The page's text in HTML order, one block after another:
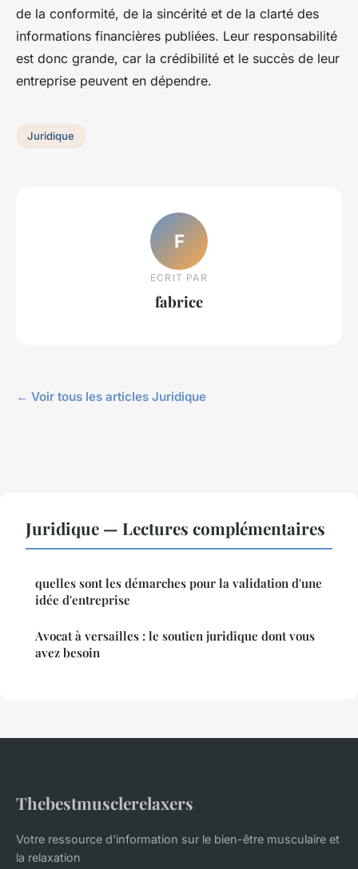
de la conformité, de la sincérité et de la clarté des
informations financières publiées. Leur responsabilité
est donc grande, car la crédibilité et le succès de leur
entreprise peuvent en dépendre.
Juridique
F
ECRIT PAR
fabrice
← Voir tous les articles Juridique
Juridique — Lectures complémentaires
quelles sont les démarches pour la validation d'une
idée d'entreprise
Avocat à versailles : le soutien juridique dont vous
avez besoin
Thebestmusclerelaxers
Votre ressource d'information sur le bien-être musculaire et
la relaxation